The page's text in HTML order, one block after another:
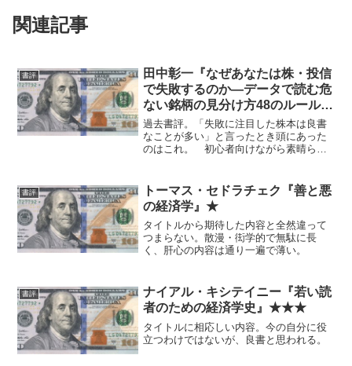
関連記事
書評
田中彰一『なぜあなたは株・投信
で失敗するのか―データで読む危
ない銘柄の見分け方48のルール』
★★★★★
過去書評。「失敗に注目した株本は良書
なことが多い」と言ったとき頭にあった
のはこれ。 初心者向けながら素晴らし
書評
トーマス・セドラチェク『善と悪
の経済学』★
タイトルから期待した内容と全然違って
つまらない。散漫・衒学的で無駄に長
く、肝心の内容は通り一遍で薄い。
書評
ナイアル・キシテイニー『若い読
者のための経済学史』★★★
タイトルに相応しい内容。今の自分に役
立つわけではないが、良書と思われる。